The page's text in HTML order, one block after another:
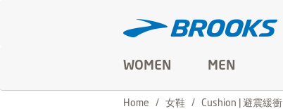
WOMEN MEN
Home 女鞋 Cushion | 避震緩衝